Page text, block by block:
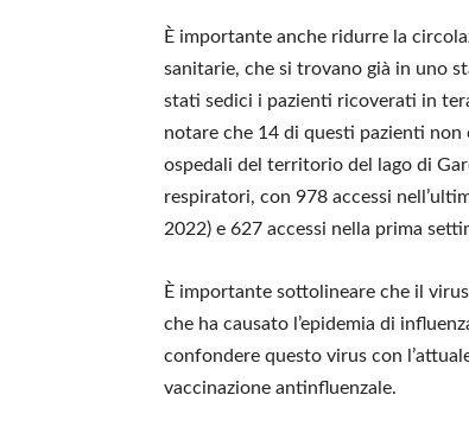
È importante anche ridurre la
sanitarie, che si trovano già in uno
stati sedici i pazienti ricoverati in
notare che 14 di questi pazienti
ospedali del territorio del lago di
respiratori, con 978 accessi
2022) e 627 accessi nella prima
È importante sottolineare che il
che ha causato l’epidemia di
confondere questo virus con
vaccinazione antinfluenzale.